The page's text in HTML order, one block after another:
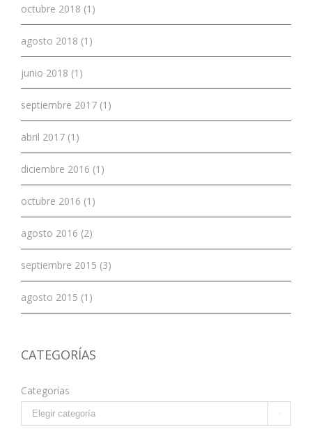
octubre 2018 (1)
agosto 2018 (1)
junio 2018 (1)
septiembre 2017 (1)
abril 2017 (1)
diciembre 2016 (1)
octubre 2016 (1)
agosto 2016 (2)
septiembre 2015 (3)
agosto 2015 (1)
CATEGORÍAS
Categorías
